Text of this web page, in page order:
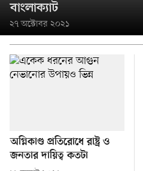
বাংলাক্যাট
২৭ অক্টোবর ২০২১
অগ্নিকাণ্ড প্রতিরোধে রাষ্ট্র ও
জনতার দায়িত্ব কতটা